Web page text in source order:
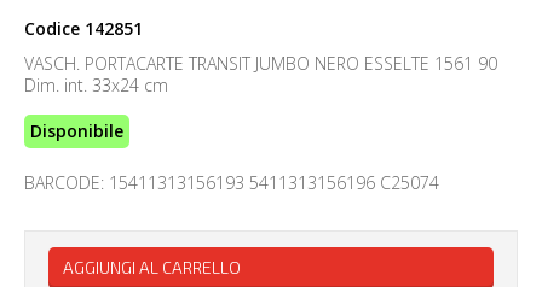
Codice 142851
VASCH. PORTACARTE TRANSIT JUMBO NERO ESSELTE 1561 90
Dim. int. 33x24 cm
Disponibile
BARCODE: 15411313156193 5411313156196 C25074
AGGIUNGI AL CARRELLO